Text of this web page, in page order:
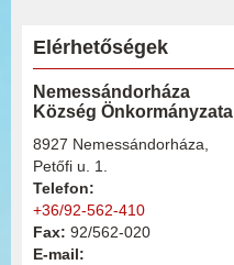
Elérhetőségek
Nemessándorháza
Község Önkormányzata
8927 Nemessándorháza,
Petőfi u. 1.
Telefon:
+36/92-562-410
Fax: 92/562-020
E-mail: